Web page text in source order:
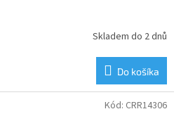
Skladem do 2 dnů
Do košíka
Kód: CRR14306